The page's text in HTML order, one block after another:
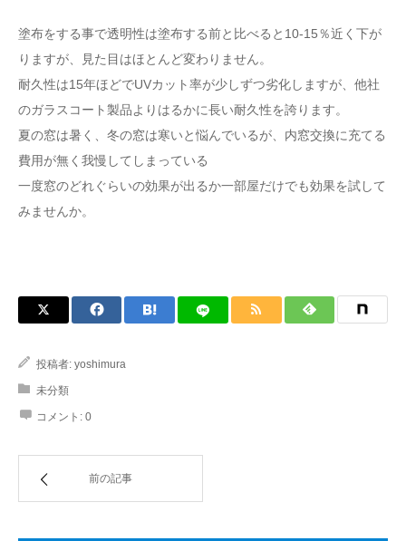
塗布をする事で透明性は塗布する前と比べると10-15％近く下が
りますが、見た目はほとんど変わりません。
耐久性は15年ほどでUVカット率が少しずつ劣化しますが、他社
のガラスコート製品よりはるかに長い耐久性を誇ります。
夏の窓は暑く、冬の窓は寒いと悩んでいるが、内窓交換に充てる
費用が無く我慢してしまっている
一度窓のどれぐらいの効果が出るか一部屋だけでも効果を試して
みませんか。
投稿者: yoshimura
未分類
コメント: 0
前の記事